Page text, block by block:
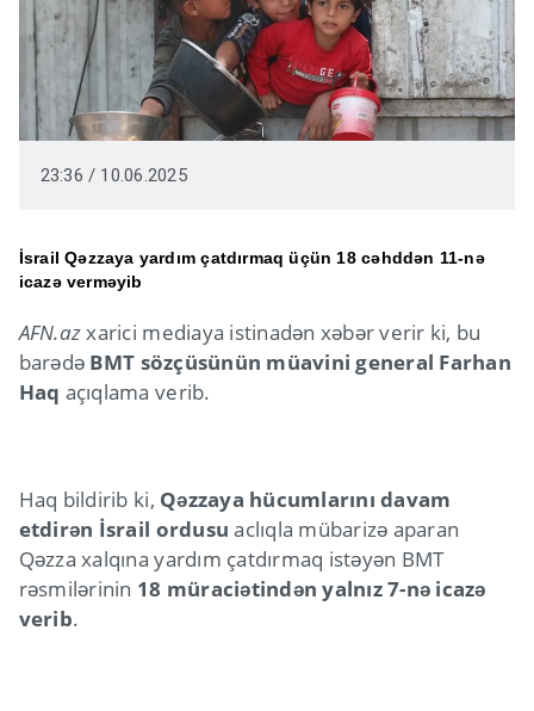
23:36 / 10.06.2025
İsrail Qəzzaya yardım çatdırmaq üçün 18 cəhddən 11-nə
icazə verməyib
AFN.azxarici mediaya istinadən xəbər verir ki, bu
barədə BMT sözçüsünün müavini general Farhan
Haq açıqlama verib.
Haq bildirib ki, Qəzzaya hücumlarını davam
etdirən İsrail ordusu aclıqla mübarizə aparan
Qəzza xalqına yardım çatdırmaq istəyən BMT
rəsmilərinin 18 müraciətindən yalnız 7-nə icazə
verib.